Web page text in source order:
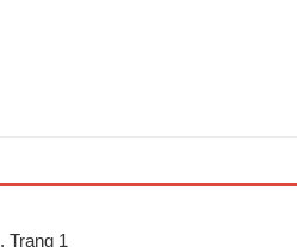
, Trang 1